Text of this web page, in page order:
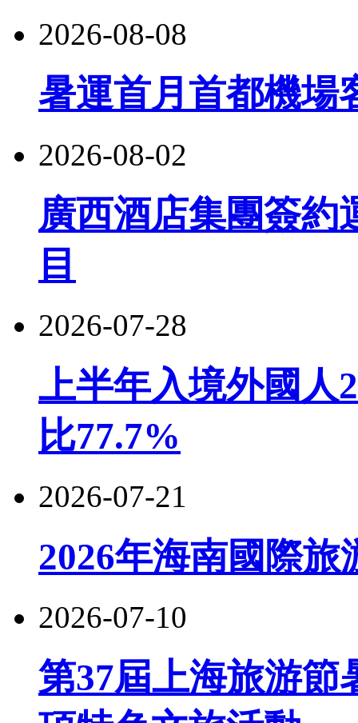
2026-08-08
暑運首月首都機場
2026-08-02
廣西酒店集團簽約
目
2026-07-28
上半年入境外國人
比77.7%
2026-07-21
2026年海南國際
2026-07-10
第37屆上海旅游節